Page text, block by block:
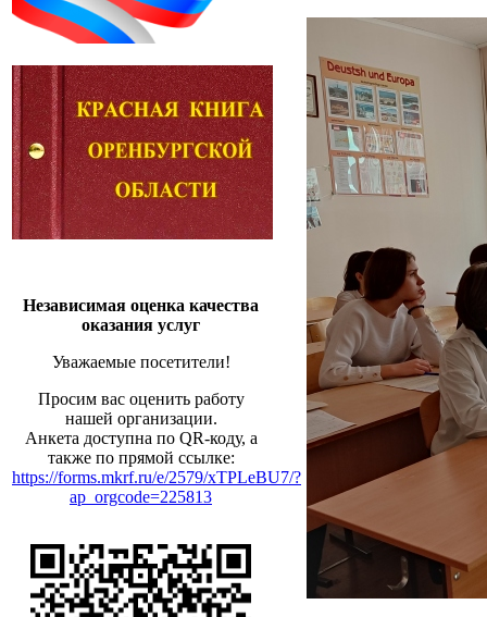
Независимая оценка качества
оказания услуг
Уважаемые посетители!
Просим вас оценить работу
нашей организации.
Анкета доступна по QR-коду, а
также по прямой ссылке:
https://forms.mkrf.ru/e/2579/xTPLeBU7/?
ap_orgcode=225813